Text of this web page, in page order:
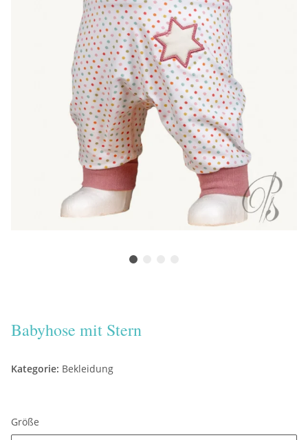
Babyhose mit Stern
Kategorie: Bekleidung
Größe